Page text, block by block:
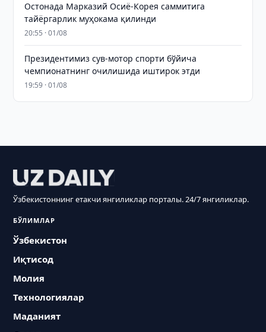
Остонада Марказий Осиё-Корея саммитига
тайёргарлик муҳокама қилинди
20:55 · 01/08
Президентимиз сув-мотор спорти бўйича
чемпионатнинг очилишида иштирок этди
19:59 · 01/08
Ўзбекистоннинг етакчи янгиликлар порталы. 24/7 янгиликлар.
БЎЛИМЛАР
Ўзбекистон
Иқтисод
Молия
Технологиялар
Маданият